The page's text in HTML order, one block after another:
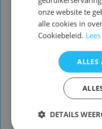
Voorraad
foto 2 zonder
U hoeft de
Het werkt direct
onze website te
alle cookies in
Cookiebeleid.
ALLES
DETAILS